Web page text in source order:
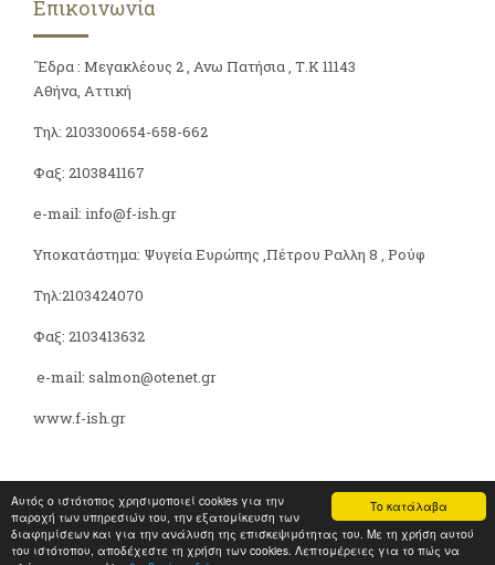
Το κατάλαβα
Αυτός ο ιστότοπος χρησιμοποιεί cookies για την
παροχή των υπηρεσιών του, την εξατομίκευση των
διαφημίσεων και για την ανάλυση της επισκεψιμότητας του. Με τη χρήση αυτού
του ιστότοπου, αποδέχεστε τη χρήση των cookies. Λεπτομέρειες για το πώς να
Επικοινωνία
΄Έδρα : Μεγακλέους 2 , Ανω Πατήσια , Τ.Κ 11143
Αθήνα, Αττική
Τηλ: 2103300654-658-662
Φαξ: 2103841167
e-mail: info@f-ish.gr
Υποκατάστημα: Ψυγεία Ευρώπης ,Πέτρου Ραλλη 8 , Ρούφ
Τηλ:2103424070
Φαξ: 2103413632
e-mail: salmon@otenet.gr
www.f-ish.gr
Copyright 2026 © F-ish
Κατασκευή Iστοσελίδων
HellasSites